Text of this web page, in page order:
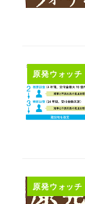
原発ウォッチ
原発ウォッチ